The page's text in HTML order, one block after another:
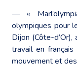
― «
olympiques pour
Dijon (Côte-
travail en
mouvement et